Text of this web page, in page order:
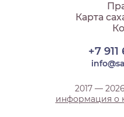
2017 —
информация о
Карта
+7